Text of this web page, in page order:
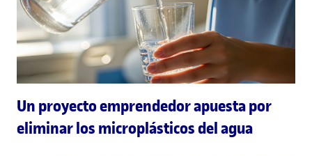
Un proyecto emprendedor apuesta por
eliminar los microplásticos del agua